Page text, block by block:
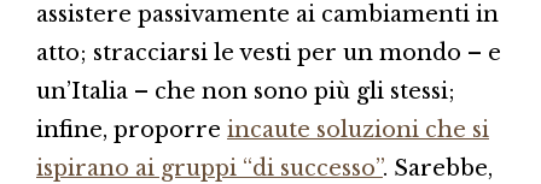
assistere passivamente ai cambiamenti in
atto; stracciarsi le vesti per un mondo – e
un’Italia – che non sono più gli stessi;
infine, proporre incaute soluzioni che si
ispirano ai gruppi “di successo”. Sarebbe,